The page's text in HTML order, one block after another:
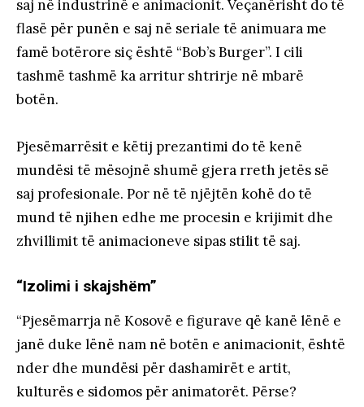
saj në industrinë e animacionit. Veçanërisht do të
flasë për punën e saj në seriale të animuara me
famë botërore siç është “Bob’s Burger”. I cili
tashmë tashmë ka arritur shtrirje në mbarë
botën.
Pjesëmarrësit e këtij prezantimi do të kenë
mundësi të mësojnë shumë gjera rreth jetës së
saj profesionale. Por në të njëjtën kohë do të
mund të njihen edhe me procesin e krijimit dhe
zhvillimit të animacioneve sipas stilit të saj.
“Izolimi i skajshëm”
“Pjesëmarrja në Kosovë e figurave që kanë lënë e
janë duke lënë nam në botën e animacionit, është
nder dhe mundësi për dashamirët e artit,
kulturës e sidomos për animatorët. Përse?